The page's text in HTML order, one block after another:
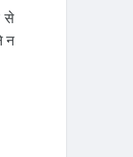
से
न